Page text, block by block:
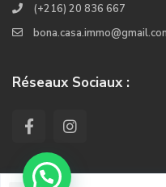
(+216) 20 836 667
Réseaux Sociaux :